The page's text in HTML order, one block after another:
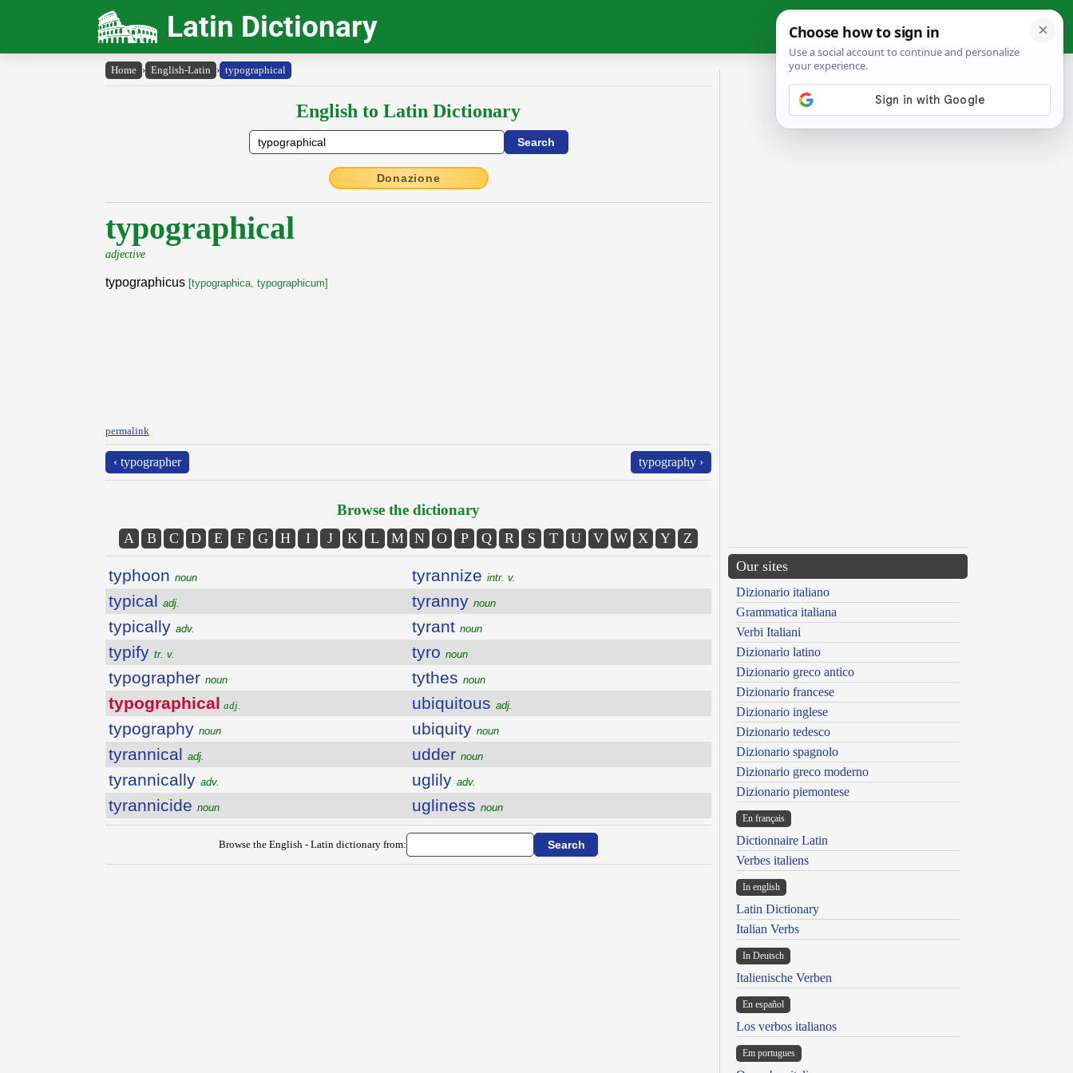
Latin Dictionary
Home › English-Latin › typographical
English to Latin Dictionary
Donazione
typographical
adjective
typographicus [typographica, typographicum]
permalink
‹ typographer typography ›
Browse the dictionary
A B C D E F G H I J K L M N O P Q R S T U V W X Y Z
typhoon noun
typical adj.
typically adv.
typify tr. v.
typographer noun
typographical adj.
typography noun
tyrannical adj.
tyrannically adv.
tyrannicide noun
tyrannize intr. v.
tyranny noun
tyrant noun
tyro noun
tythes noun
ubiquitous adj.
ubiquity noun
udder noun
uglily adv.
ugliness noun
Browse the English - Latin dictionary from:
Our sites
Dizionario italiano
Grammatica italiana
Verbi Italiani
Dizionario latino
Dizionario greco antico
Dizionario francese
Dizionario inglese
Dizionario tedesco
Dizionario spagnolo
Dizionario greco moderno
Dizionario piemontese
En français
Dictionnaire Latin
Verbes italiens
In english
Latin Dictionary
Italian Verbs
In Deutsch
Italienische Verben
En español
Los verbos italianos
Em portugues